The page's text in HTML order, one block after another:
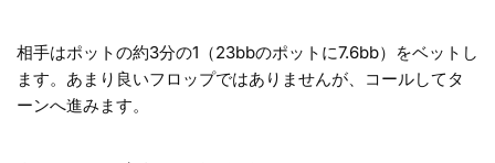
相手はポットの約3分の1（23bbのポットに7.6bb）をベットし
ます。あまり良いフロップではありませんが、コールしてタ
ーンへ進みます。